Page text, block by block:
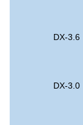
DX-3.6
DX-3.0